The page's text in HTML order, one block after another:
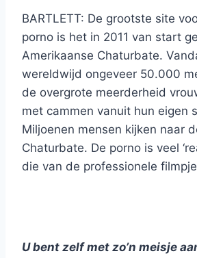
BARTLETT: De grootste site
porno is het in 2011 van start
Amerikaanse Chaturbate.
wereldwijd ongeveer 50.000
de overgrote meerderheid
met cammen vanuit hun eigen
Miljoenen mensen kijken naar
Chaturbate. De porno is veel
die van de professionele
U bent zelf met zo’n meisje